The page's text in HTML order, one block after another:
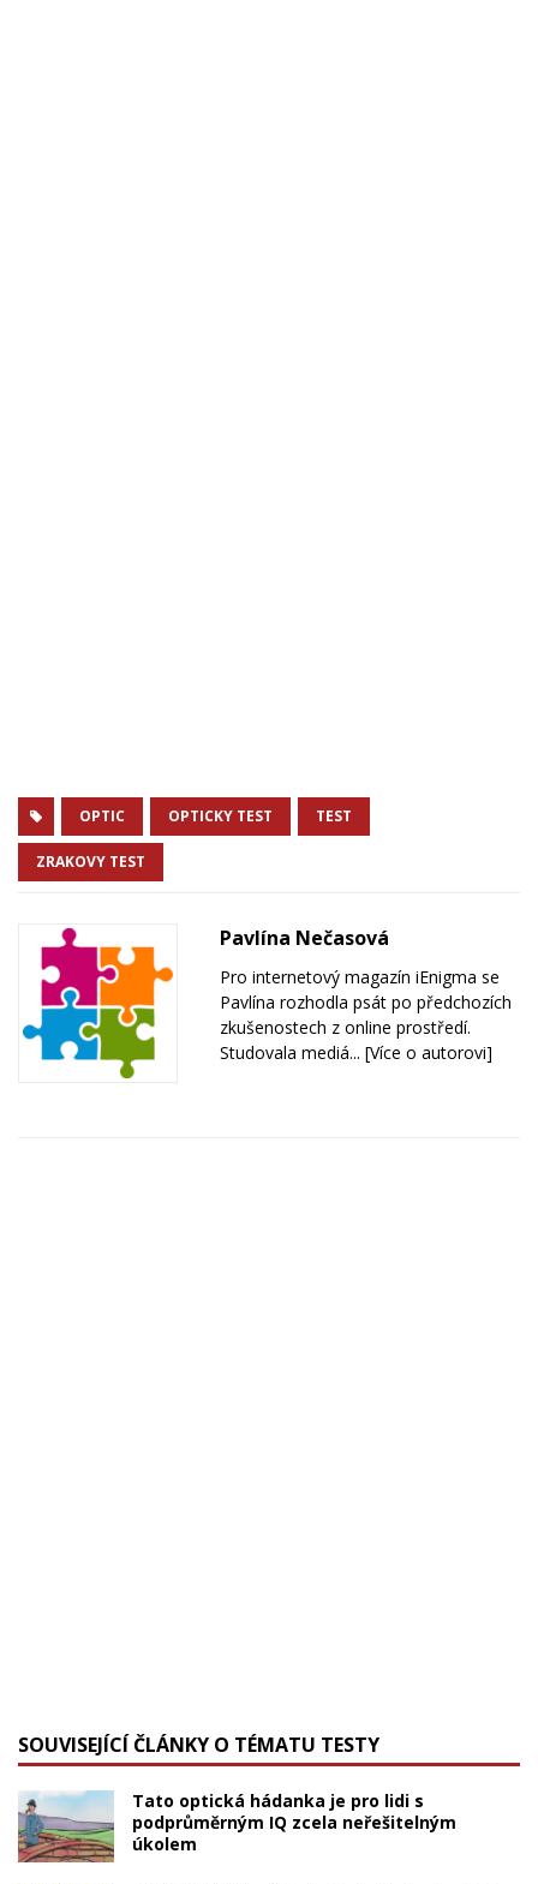
OPTIC OPTICKY TEST TEST
ZRAKOVY TEST
Pavlína Nečasová
Pro internetový magazín iEnigma se
Pavlína rozhodla psát po předchozích
zkušenostech z online prostředí.
Studovala mediá... [Více o autorovi]
SOUVISEJÍCÍ ČLÁNKY O TÉMATU TESTY
Tato optická hádanka je pro lidi s
podprůměrným IQ zcela neřešitelným
úkolem